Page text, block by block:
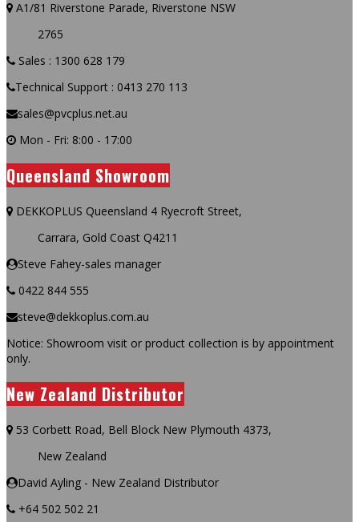
A1/81 Riverstone Parade, Riverstone NSW
2765
Sales : 1300 628 179
Technical Support : 0413 270 113
sales@pvcplus.net.au
Mon - Fri: 8:00 - 17:00
Queensland Showroom
DEKKOPLUS Queensland 4 Ryecroft Street,
Carrara, Gold Coast Q4211
Steve Fahey-sales manager
0422 844 555
steve@dekkoplus.com.au
Notice: Showroom visit or product collection is by appointment
only.
New Zealand Distributor
53 Corbett Road, Bell Block New Plymouth 4373,
New Zealand
David Ayling - New Zealand Distributor
+64 502 502 21